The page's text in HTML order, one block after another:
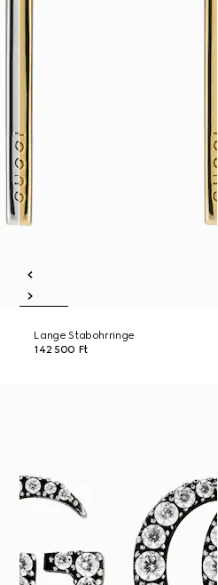
Lange Stabohrringe
142 500 Ft